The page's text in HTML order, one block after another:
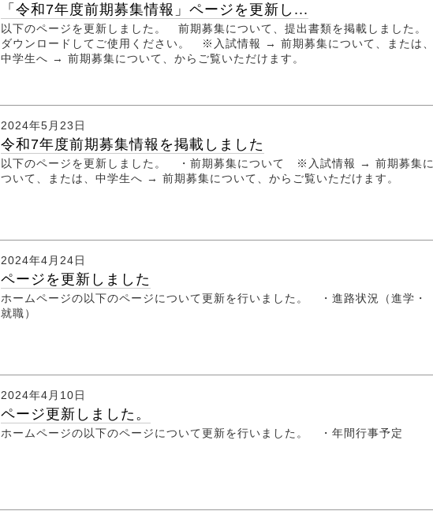
「令和7年度前期募集情報」ページを更新し...
以下のページを更新しました。 前期募集について、提出書類を掲載しました。
ダウンロードしてご使用ください。 ※入試情報 → 前期募集について、または、
中学生へ → 前期募集について、からご覧いただけます。
2024年5月23日
令和7年度前期募集情報を掲載しました
以下のページを更新しました。 ・前期募集について ※入試情報 → 前期募集に
ついて、または、中学生へ → 前期募集について、からご覧いただけます。
2024年4月24日
ページを更新しました
ホームページの以下のページについて更新を行いました。 ・進路状況（進学・
就職）
2024年4月10日
ページ更新しました。
ホームページの以下のページについて更新を行いました。 ・年間行事予定